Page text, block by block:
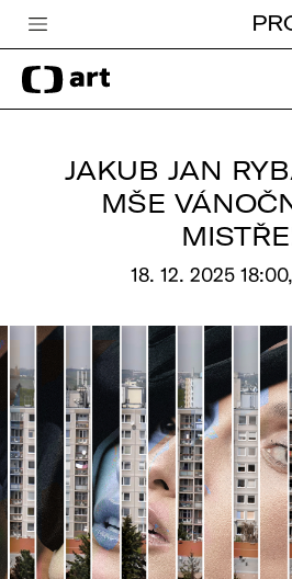
Česká televize
Zpravodajství
edu
Vše o ČT
JAKUB JAN
MŠE
18. 12. 2025